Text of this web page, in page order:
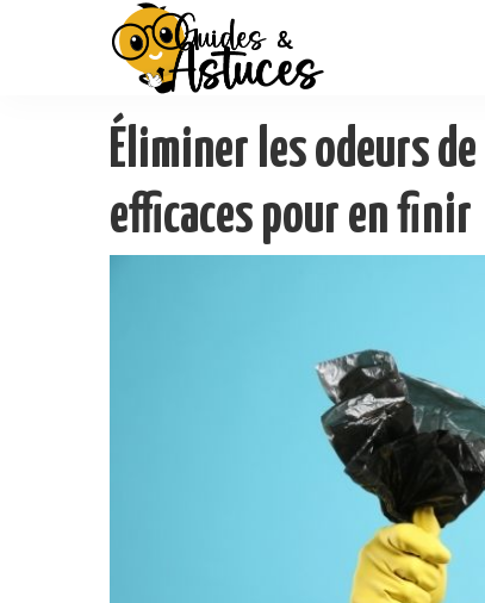
Éliminer les odeurs
efficaces pour en finir